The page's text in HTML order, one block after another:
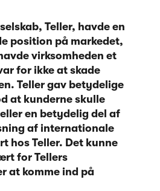
Teller, havde en
position på markedet,
virksomheden et
for ikke at skade
Teller gav betydelige
at kunderne skulle
en betydelig del af
af internationale
hos Teller. Det kunne
for Tellers
at komme ind på